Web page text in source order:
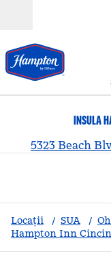
INSULA
5323 Beach
Locații / SUA /
Hampton Inn